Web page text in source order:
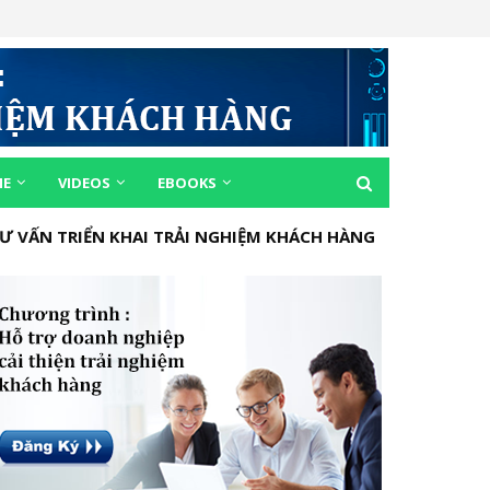
VIDEOS EBOOKS
VẤN TRIỂN KHAI TRẢI NGHIỆM KHÁCH HÀNG